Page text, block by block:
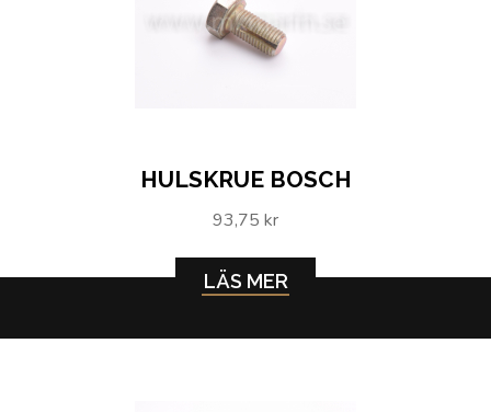
HULSKRUE BOSCH
93,75 kr
LÄS MER